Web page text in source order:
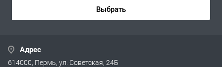
Выбрать
Адрес
614000, Пермь, ул. Советская, 24Б